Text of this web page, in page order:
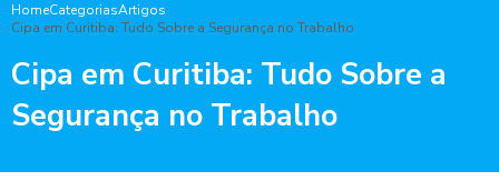
HomeCategoriasArtigos
Cipa em Curitiba: Tudo Sobre a Segurança no Trabalho
Cipa em Curitiba: Tudo Sobre a
Segurança no Trabalho